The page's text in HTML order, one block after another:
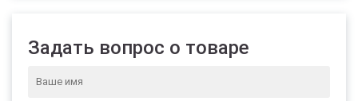
Задать вопрос о товаре